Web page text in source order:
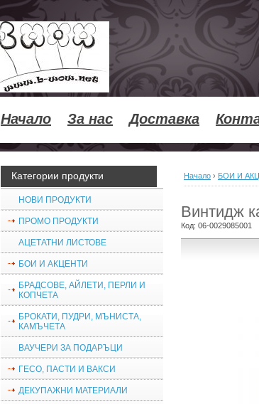
Начало За нас Доставка
Категории продукти
НОВИ ПРОДУКТИ
ПРОМО ПРОДУКТИ
АЦЕТАТНИ ЛИСТОВЕ
БОИ И АКЦЕНТИ
БРАДСОВЕ, АЙЛЕТИ, ПЕРЛИ И
КОПЧЕТА
БРОКАТИ, ПУДРИ, МЪНИСТА,
КАМЪЧЕТА
ВАУЧЕРИ ЗА ПОДАРЪЦИ
ГЕСО, ПАСТИ И ВАКСИ
ДЕКУПАЖНИ МАТЕРИАЛИ
Начало › БОИ И
Винтидж
Код: 06-0029085001